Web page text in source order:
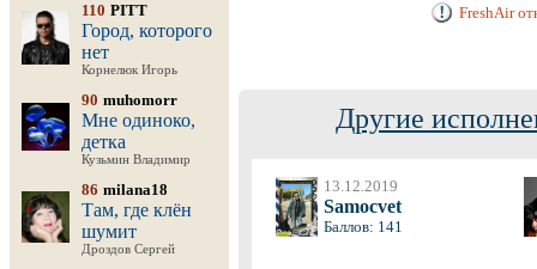
110 PITT
Город, которого
нет
Корнелюк Игорь
90 muhomorr
Мне одиноко,
детка
Кузьмин Владимир
86 milana18
Там, где клён
шумит
Дроздов Сергей
FreshAir
Другие
13.12.2019
Samocvet
Баллов: 141